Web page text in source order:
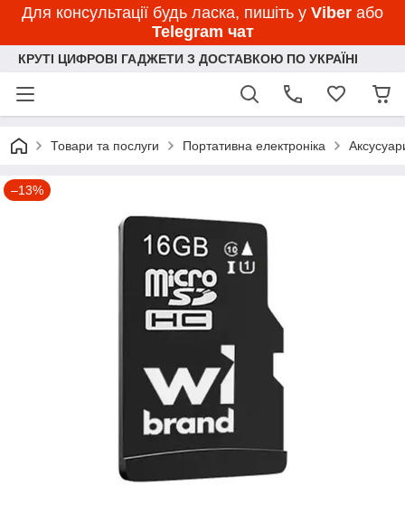
Для консультації будь ласка, пишіть у Viber або
Telegram чат
КРУТІ ЦИФРОВІ ГАДЖЕТИ З ДОСТАВКОЮ ПО УКРАЇНІ
Товари та послуги Портативна електроніка
–13%